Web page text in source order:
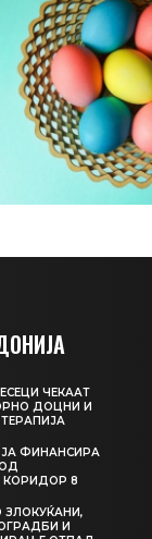
ЧЕКААТ
ДОЦНИ И
ЈА ФИНАНСИРА
КОРИДОР 8
ЗЛОКУЌАНИ,
И